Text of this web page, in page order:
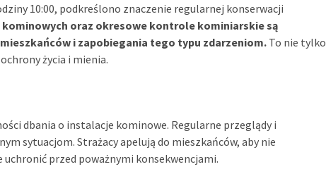
10:00, podkreślono znaczenie regularnej konserwacji
kominowych oraz okresowe kontrole kominiarskie są
i zapobiegania tego typu zdarzeniom. To nie tylko
życia i mienia.
dbania o instalacje kominowe. Regularne przeglądy i
sytuacjom. Strażacy apelują do mieszkańców, aby nie
przed poważnymi konsekwencjami.